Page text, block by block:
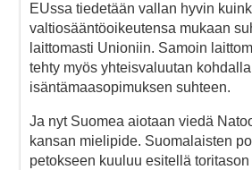
EUssa tiedetään vallan hyvin
valtiosääntöoikeutensa mukaan
laittomasti Unioniin. Samoin
tehty myös yhteisvaluutan
isäntämaasopimuksen suhteen.
Ja nyt Suomea aiotaan viedä
kansan mielipide. Suomalaisten
petokseen kuuluu esitellä